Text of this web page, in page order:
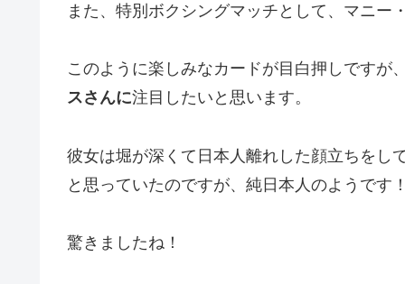
また、特別ボクシングマッチとして、マニー
このように楽しみなカードが目白押しですが
スさんに注目したいと思います。
彼女は堀が深くて日本人離れした顔立ちをし
と思っていたのですが、純日本人のようです
驚きましたね！